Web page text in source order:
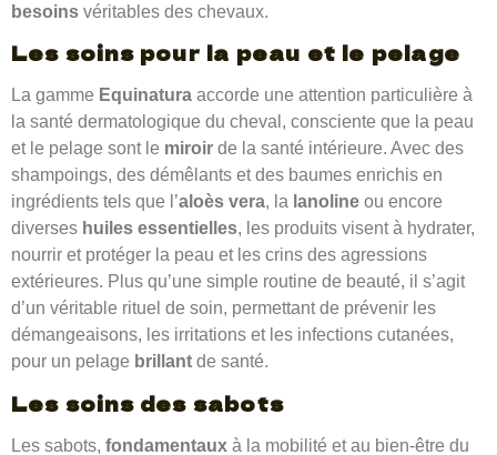
besoins véritables des chevaux.
Les soins pour la peau et le pelage
La gamme Equinatura accorde une attention particulière à
la santé dermatologique du cheval, consciente que la peau
et le pelage sont le miroir de la santé intérieure. Avec des
shampoings, des démêlants et des baumes enrichis en
ingrédients tels que l’aloès vera, la lanoline ou encore
diverses huiles essentielles, les produits visent à hydrater,
nourrir et protéger la peau et les crins des agressions
extérieures. Plus qu’une simple routine de beauté, il s’agit
d’un véritable rituel de soin, permettant de prévenir les
démangeaisons, les irritations et les infections cutanées,
pour un pelage brillant de santé.
Les soins des sabots
Les sabots, fondamentaux à la mobilité et au bien-être du